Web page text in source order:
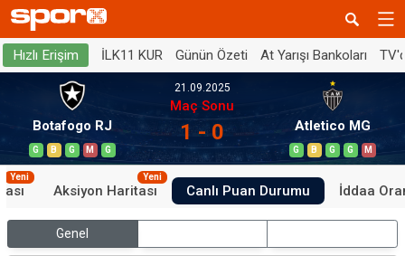
Hızlı Erişim İLK11 KUR Günün Özeti At Yarışı Bankoları
Botafogo RJ
G B G M G
21.09.2025
Maç Sonu
1 - 0 Atletico MG
G B G G M
Yeni
Aksiyon Haritası
Yeni
Canlı Puan Durumu İddaa
Genel